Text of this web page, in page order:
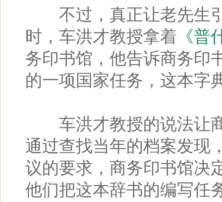
不过，真正让老先生引
时，车洪才教授拿着 《普
务印书馆，他告诉商务印
的一项国家任务，这本字
车洪才教授的说法让商
通过查找当年的档案发现
议的要求，商务印书馆决
他们把这本辞书的编写任